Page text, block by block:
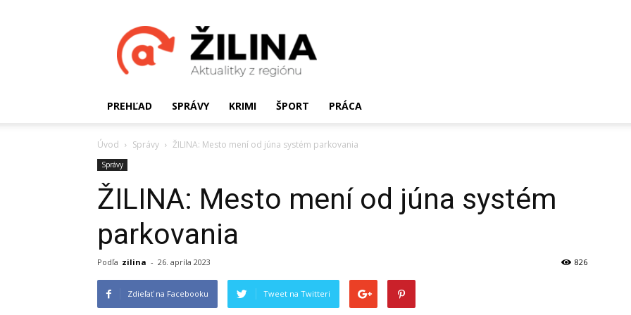
Žilinské
Aktualitky
PREHĽAD SPRÁVY KRIMI ŠPORT PRÁCA
Úvod Správy ŽILINA: Mesto mení od júna systém parkovania
Správy
ŽILINA: Mesto mení od júna systém
parkovania
Podľa zilina - 26. apríla 2023 826
Zdieľať na Facebooku Tweet na Twitteri